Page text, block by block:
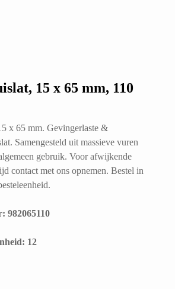
15 x 65 mm, 110
x 65 mm. Gevingerlaste &
Samengesteld uit massieve vuren
gebruik. Voor afwijkende
contact met ons opnemen. Bestel in
982065110
12